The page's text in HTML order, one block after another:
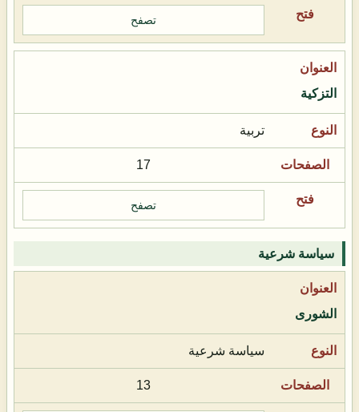
تصفح
التزكية
تربية
17
تصفح
سياسة شرعية
الشورى
سياسة شرعية
13